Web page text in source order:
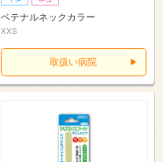
ベテナルネックカラー
XXS
取扱い病院